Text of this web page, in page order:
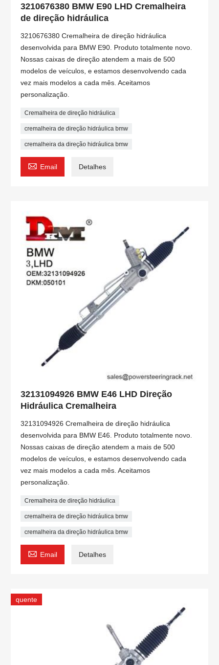
3210676380 BMW E90 LHD Cremalheira
de direção hidráulica
3210676380 Cremalheira de direção hidráulica
desenvolvida para BMW E90. Produto totalmente novo.
Nossas caixas de direção atendem a mais de 500
modelos de veículos, e estamos desenvolvendo cada
vez mais modelos a cada mês. Aceitamos
personalização.
Cremalheira de direção hidráulica
cremalheira de direção hidráulica bmw
cremalheira da direção hidráulica bmw
 Email Detalhes
32131094926 BMW E46 LHD Direção
Hidráulica Cremalheira
32131094926 Cremalheira de direção hidráulica
desenvolvida para BMW E46. Produto totalmente novo.
Nossas caixas de direção atendem a mais de 500
modelos de veículos, e estamos desenvolvendo cada
vez mais modelos a cada mês. Aceitamos
personalização.
Cremalheira de direção hidráulica
cremalheira de direção hidráulica bmw
cremalheira da direção hidráulica bmw
 Email Detalhes
quente